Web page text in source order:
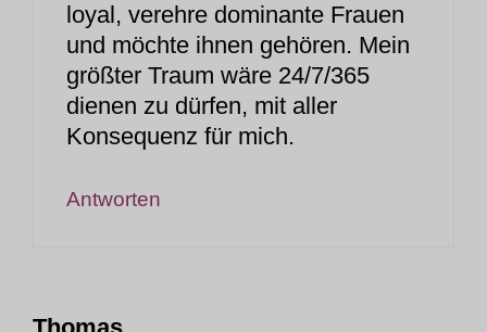
loyal, verehre dominante Frauen
und möchte ihnen gehören. Mein
größter Traum wäre 24/7/365
dienen zu dürfen, mit aller
Konsequenz für mich.
Antworten